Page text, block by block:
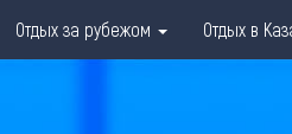
Отдых за рубежом Отдых в